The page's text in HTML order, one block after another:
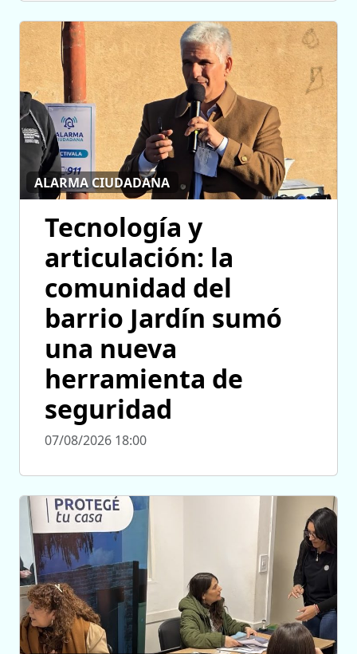
ALARMA CIUDADANA
Tecnología y
articulación: la
comunidad del
barrio Jardín sumó
una nueva
herramienta de
seguridad
07/08/2026 18:00